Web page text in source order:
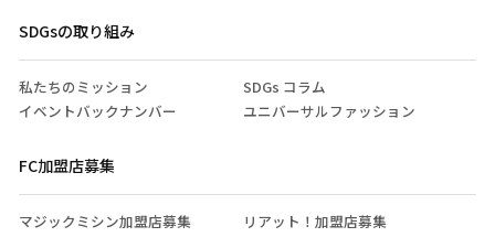
SDGsの取り組み
私たちのミッション
SDGs コラム
イベントバックナンバー
ユニバーサルファッション
FC加盟店募集
マジックミシン加盟店募集 リアット！加盟店募集